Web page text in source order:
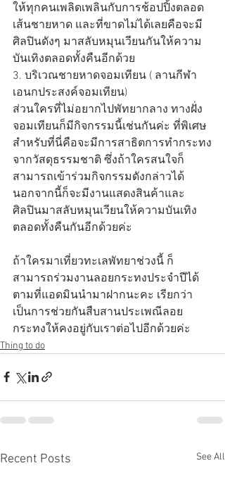
ให้ทุกคนเพลิดเพลินกับการช้อปปิ้งตลอด
เส้นชายหาด และที่ขาดไม่ได้เลยคือจะมี
ศิลปินดังๆ มาสลับหมุนเวียนกันให้ความ
บันเทิงตลอดทั้งคืนอีกด้วย
3. บริเวณชายหาดจอมเทียน ( ลานกีฬา
เอนกประสงค์จอมเทียน)
ส่วนใครที่ไม่อยากไปพัทยากลาง ทางฝั่ง
จอมเทียนก็มีกิจกรรมนี้เช่นกันค่ะ ที่พิเศษ
สำหรับที่นี่คือจะมีการสาธิตการทำกระทง
จากวัสดุธรรมชาติ ซึ่งถ้าใครสนใจก็
สามารถเข้าร่วมกิจกรรมดังกล่าวได้
นอกจากนี้ก็จะมีงานแสดงสินค้าและ
ศิลปินมาสลับหมุนเวียนให้ความบันเทิง
ตลอดทั้งคืนกันอีกด้วยค่ะ
ถ้าใครมาเที่ยวทะเลพัทยาช่วงนี้ ก็
สามารถร่วมงานลอยกระทงประจำปีได้
ตามที่แอดมินนำมาฝากนะคะ เรียกว่า
เป็นการช่วยกันสืบสานประเพณีลอย
กระทงให้คงอยู่กับเราต่อไปอีกด้วยค่ะ
Thing to do
Recent Posts See All